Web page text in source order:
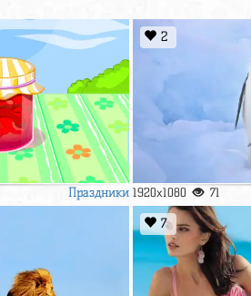
Праздники
2
1920x1080 71
7